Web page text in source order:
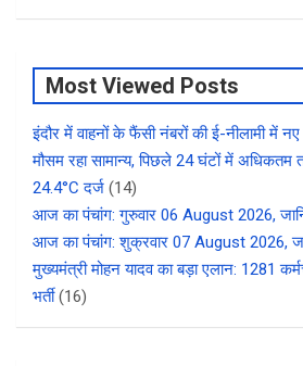
Most Viewed Posts
इंदौर में वाहनों के फैंसी नंबरों की ई-नीलामी में नए
मौसम रहा सामान्य, पिछले 24 घंटों में अधिकतम
24.4°C दर्ज (14)
आज का पंचांग: गुरुवार 06 August 2026,
आज का पंचांग: शुक्रवार 07 August 2026,
मुख्यमंत्री मोहन यादव का बड़ा एलान: 1281
भर्ती (16)